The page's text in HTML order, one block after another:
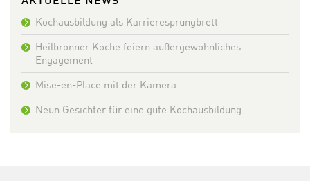
Kochausbildung als Karrieresprungbrett
Heilbronner Köche feiern außergewöhnliches
Engagement
Mise-en-Place mit der Kamera
Neun Gesichter für eine gute Kochausbildung